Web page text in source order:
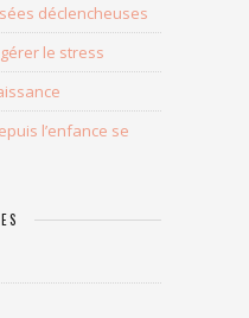
déclencheuses
le stress
l’enfance se